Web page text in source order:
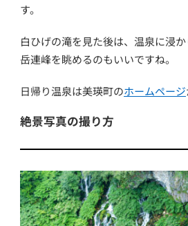
す。
白ひげの滝を見た後は、温泉に浸
岳連峰を眺めるのもいいですね。
日帰り温泉は美瑛町のホームページ
絶景写真の撮り方